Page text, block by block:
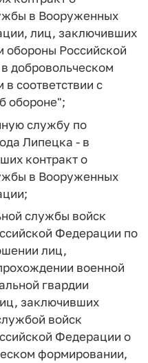
в Вооруженных
лиц, заключивших
обороны Российской
добровольческом
соответствии с
обороне";
службу по
Липецка - в
контракт о
в Вооруженных
службы войск
Федерации по
лиц,
военной
гвардии
заключивших
войск
Федерации о
формировании,